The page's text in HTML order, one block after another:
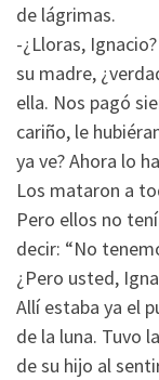
de lágrimas.
-¿Lloras,
su madre,
ella. Nos pagó
cariño, le
ya ve? Ahora lo
Los mataron a
Pero ellos no
decir: “No
¿Pero usted,
Allí estaba ya el
de la luna. Tuvo
de su hijo al